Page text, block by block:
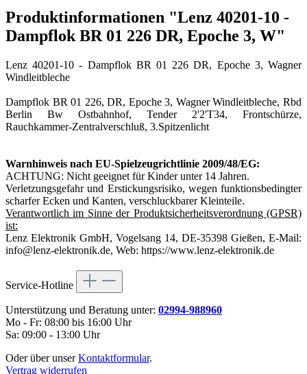
Produktinformationen "Lenz 40201-10 -
Dampflok BR 01 226 DR, Epoche 3, W"
Lenz 40201-10 - Dampflok BR 01 226 DR, Epoche 3, Wagner
Windleitbleche
Dampflok BR 01 226, DR, Epoche 3, Wagner Windleitbleche, Rbd
Berlin Bw Ostbahnhof, Tender 2'2'T34, Frontschürze,
Rauchkammer-Zentralverschluß, 3.Spitzenlicht
Warnhinweis nach EU-Spielzeugrichtlinie 2009/48/EG:
ACHTUNG: Nicht geeignet für Kinder unter 14 Jahren.
Verletzungsgefahr und Erstickungsrisiko, wegen funktionsbedingter
scharfer Ecken und Kanten, verschluckbarer Kleinteile.
Verantwortlich im Sinne der Produktsicherheitsverordnung (GPSR)
ist:
Lenz Elektronik GmbH, Vogelsang 14, DE-35398 Gießen, E-Mail:
info@lenz-elektronik.de, Web: https://www.lenz-elektronik.de
Service-Hotline
Unterstützung und Beratung unter: 02994-988960
Mo - Fr: 08:00 bis 16:00 Uhr
Sa: 09:00 - 13:00 Uhr
Oder über unserKontaktformular.
Vertrag widerrufen